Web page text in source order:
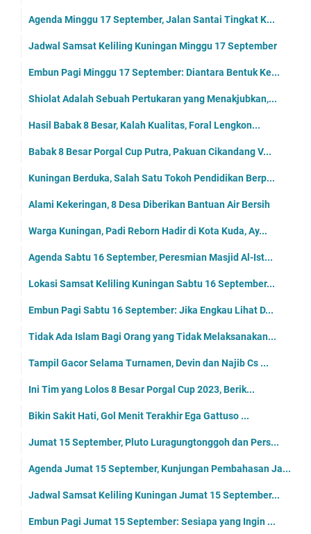
Agenda Minggu 17 September, Jalan Santai Tingkat K...
Jadwal Samsat Keliling Kuningan Minggu 17 September
Embun Pagi Minggu 17 September: Diantara Bentuk Ke...
Shiolat Adalah Sebuah Pertukaran yang Menakjubkan,...
Hasil Babak 8 Besar, Kalah Kualitas, Foral Lengkon...
Babak 8 Besar Porgal Cup Putra, Pakuan Cikandang V...
Kuningan Berduka, Salah Satu Tokoh Pendidikan Berp...
Alami Kekeringan, 8 Desa Diberikan Bantuan Air Bersih
Warga Kuningan, Padi Reborn Hadir di Kota Kuda, Ay...
Agenda Sabtu 16 September, Peresmian Masjid Al-Ist...
Lokasi Samsat Keliling Kuningan Sabtu 16 September...
Embun Pagi Sabtu 16 September: Jika Engkau Lihat D...
Tidak Ada Islam Bagi Orang yang Tidak Melaksanakan...
Tampil Gacor Selama Turnamen, Devin dan Najib Cs ...
Ini Tim yang Lolos 8 Besar Porgal Cup 2023, Berik...
Bikin Sakit Hati, Gol Menit Terakhir Ega Gattuso ...
Jumat 15 September, Pluto Luragungtonggoh dan Pers...
Agenda Jumat 15 September, Kunjungan Pembahasan Ja...
Jadwal Samsat Keliling Kuningan Jumat 15 September...
Embun Pagi Jumat 15 September: Sesiapa yang Ingin ...